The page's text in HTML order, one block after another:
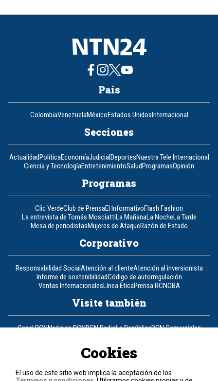
8
País
ColombiaVenezuelaMéxicoEstados UnidosInternacional
Secciones
ActualidadPolíticaEconomíaJudicialDeportesNuestra Tele Internacional
Ciencia y TecnologíaEntretenimientoSaludProgramasOpinión
Programas
Clic VerdeClub de PrensaEl InformativoFlash Fashion
La entrevista de Tomás MosciattiLa MañanaLa NocheLa Tarde
Mesa de periodistasMujeres de AtaqueRazón de Estado
Corporativo
Responsabilidad SocialAtención al clienteAtención al inversionista
Informe de sostenibilidadCódigo de autorregulación
Ventas InternacionalesLínea ÉticaPrensa RCNOBA
Visite también
Canal RCNNoticias RCNRCN RadioLa RepúblicaRCN Comerciales
Un producto de RCN Televisión
Contáctenos
Cookies
El uso de este sitio web implica la aceptación de los